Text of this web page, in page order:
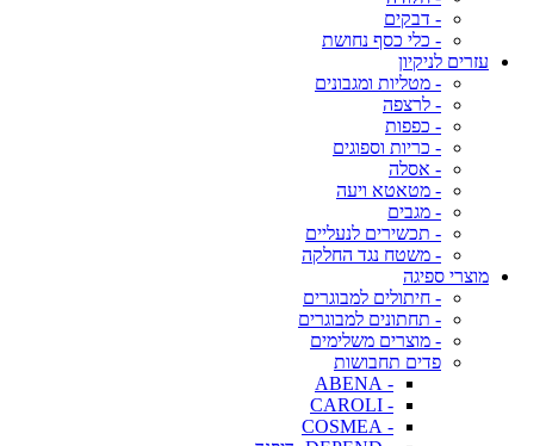
- דבקים
- כלי כסף נחושת
עזרים לניקיון
- מטליות ומגבונים
- לרצפה
- כפפות
- כריות וספוגים
- אסלה
- מטאטא ויעה
- מגבים
- תכשירים לנעליים
- משטח נגד החלקה
מוצרי ספיגה
- חיתולים למבוגרים
- תחתונים למבוגרים
- מוצרים משלימים
פדים תחבושות
- ABENA
- CAROLI
- COSMEA